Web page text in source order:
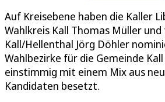
Auf Kreisebene haben die Kaller
Wahlkreis Kall Thomas Müller
Kall/Hellenthal Jörg Döhler
Wahlbezirke für die Gemeinde
einstimmig mit einem Mix aus
Kandidaten besetzt.